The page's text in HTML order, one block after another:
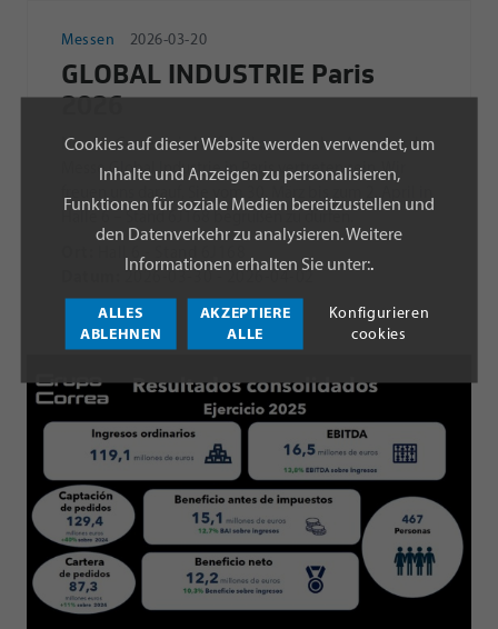
Messen 2026-03-20
GLOBAL INDUSTRIE Paris
2026
Nicolás Correa wird auf der kommenden Ausgabe der
Messe Global Industrie in Paris vertreten sein. Wir
freuen uns darauf, Sie vom 30. März bis zum 2. April in
Hall 6 - Stand 6J168
Cookies auf dieser Website werden verwendet, um
Inhalte und Anzeigen zu personalisieren,
Funktionen für soziale Medien bereitzustellen und
den Datenverkehr zu analysieren. Weitere
Informationen erhalten Sie unter:.
ALLES
ABLEHNEN
AKZEPTIERE
ALLE
Konfigurieren
cookies